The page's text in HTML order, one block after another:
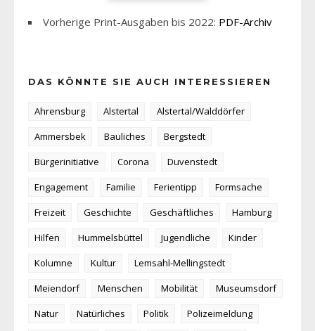
Vorherige Print-Ausgaben bis 2022: PDF-Archiv
DAS KÖNNTE SIE AUCH INTERESSIEREN
Ahrensburg Alstertal
Alstertal/Walddörfer
Ammersbek
Bauliches
Bergstedt
Bürgerinitiative
Corona
Duvenstedt
Engagement
Familie Ferientipp
Formsache
Freizeit
Geschichte Geschäftliches
Hamburg
Hilfen
Hummelsbüttel Jugendliche
Kinder
Kolumne
Kultur
Lemsahl-Mellingstedt
Meiendorf
Menschen Mobilität
Museumsdorf
Natur
Natürliches Politik
Polizeimeldung